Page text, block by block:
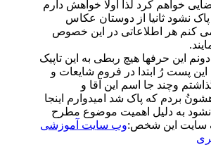
خواهم کرد لذا اولا خواهش دارم
نشود ثانیا از دوستان عکاس
کنم هر اطلاعاتی در این خصوص
این حرفها هیچ ربطی به این تاپیک
این پست رُ ابتدا در فروم شایعات و
وچند جا اسم این آقا و
بردم که پاک شد امیدوارم اینجا
نشود به دلیل اهمیت موضوع مطرح
سایت این شخص:وب سایت آموزشی